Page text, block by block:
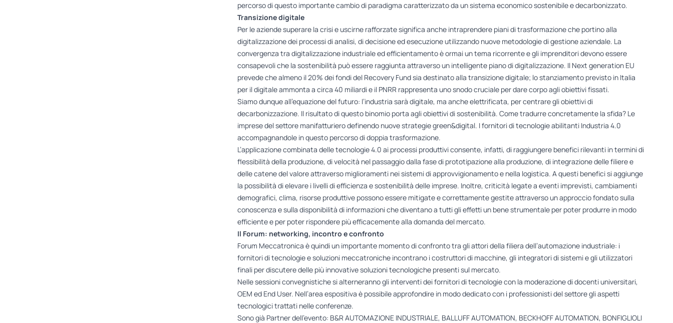
percorso di questo importante cambio di paradigma caratterizzato da un sistema economico sostenibile e decarbonizzato.
Transizione digitale
Per le aziende superare la crisi e uscirne rafforzate significa anche intraprendere piani di trasformazione che portino alla
digitalizzazione dei processi di analisi, di decisione ed esecuzione utilizzando nuove metodologie di gestione aziendale. La
convergenza tra digitalizzazione industriale ed efficientamento è ormai un tema ricorrente e gli imprenditori devono essere
consapevoli che la sostenibilità può essere raggiunta attraverso un intelligente piano di digitalizzazione. Il Next generation EU
prevede che almeno il 20% dei fondi del Recovery Fund sia destinato alla transizione digitale; lo stanziamento previsto in Italia
per il digitale ammonta a circa 40 miliardi e il PNRR rappresenta uno snodo cruciale per dare corpo agli obiettivi fissati.
Siamo dunque all’equazione del futuro: l’industria sarà digitale, ma anche elettrificata, per centrare gli obiettivi di
decarbonizzazione. Il risultato di questo binomio porta agli obiettivi di sostenibilità. Come tradurre concretamente la sfida? Le
imprese del settore manifatturiero definendo nuove strategie green&digital. I fornitori di tecnologie abilitanti Industria 4.0
accompagnandole in questo percorso di doppia trasformazione.
L’applicazione combinata delle tecnologie 4.0 ai processi produttivi consente, infatti, di raggiungere benefici rilevanti in termini di
flessibilità della produzione, di velocità nel passaggio dalla fase di prototipazione alla produzione, di integrazione delle filiere e
delle catene del valore attraverso miglioramenti nei sistemi di approvvigionamento e nella logistica. A questi benefici si aggiunge
la possibilità di elevare i livelli di efficienza e sostenibilità delle imprese. Inoltre, criticità legate a eventi imprevisti, cambiamenti
demografici, clima, risorse produttive possono essere mitigate e correttamente gestite attraverso un approccio fondato sulla
conoscenza e sulla disponibilità di informazioni che diventano a tutti gli effetti un bene strumentale per poter produrre in modo
efficiente e per poter rispondere più efficacemente alla domanda del mercato.
Il Forum: networking, incontro e confronto
Forum Meccatronica è quindi un importante momento di confronto tra gli attori della filiera dell’automazione industriale: i
fornitori di tecnologie e soluzioni meccatroniche incontrano i costruttori di macchine, gli integratori di sistemi e gli utilizzatori
finali per discutere delle più innovative soluzioni tecnologiche presenti sul mercato.
Nelle sessioni convegnistiche si alterneranno gli interventi dei fornitori di tecnologie con la moderazione di docenti universitari,
OEM ed End User. Nell’area espositiva è possibile approfondire in modo dedicato con i professionisti del settore gli aspetti
tecnologici trattati nelle conferenze.
Sono già Partner dell’evento: B&R AUTOMAZIONE INDUSTRIALE, BALLUFF AUTOMATION, BECKHOFF AUTOMATION, BONFIGLIOLI